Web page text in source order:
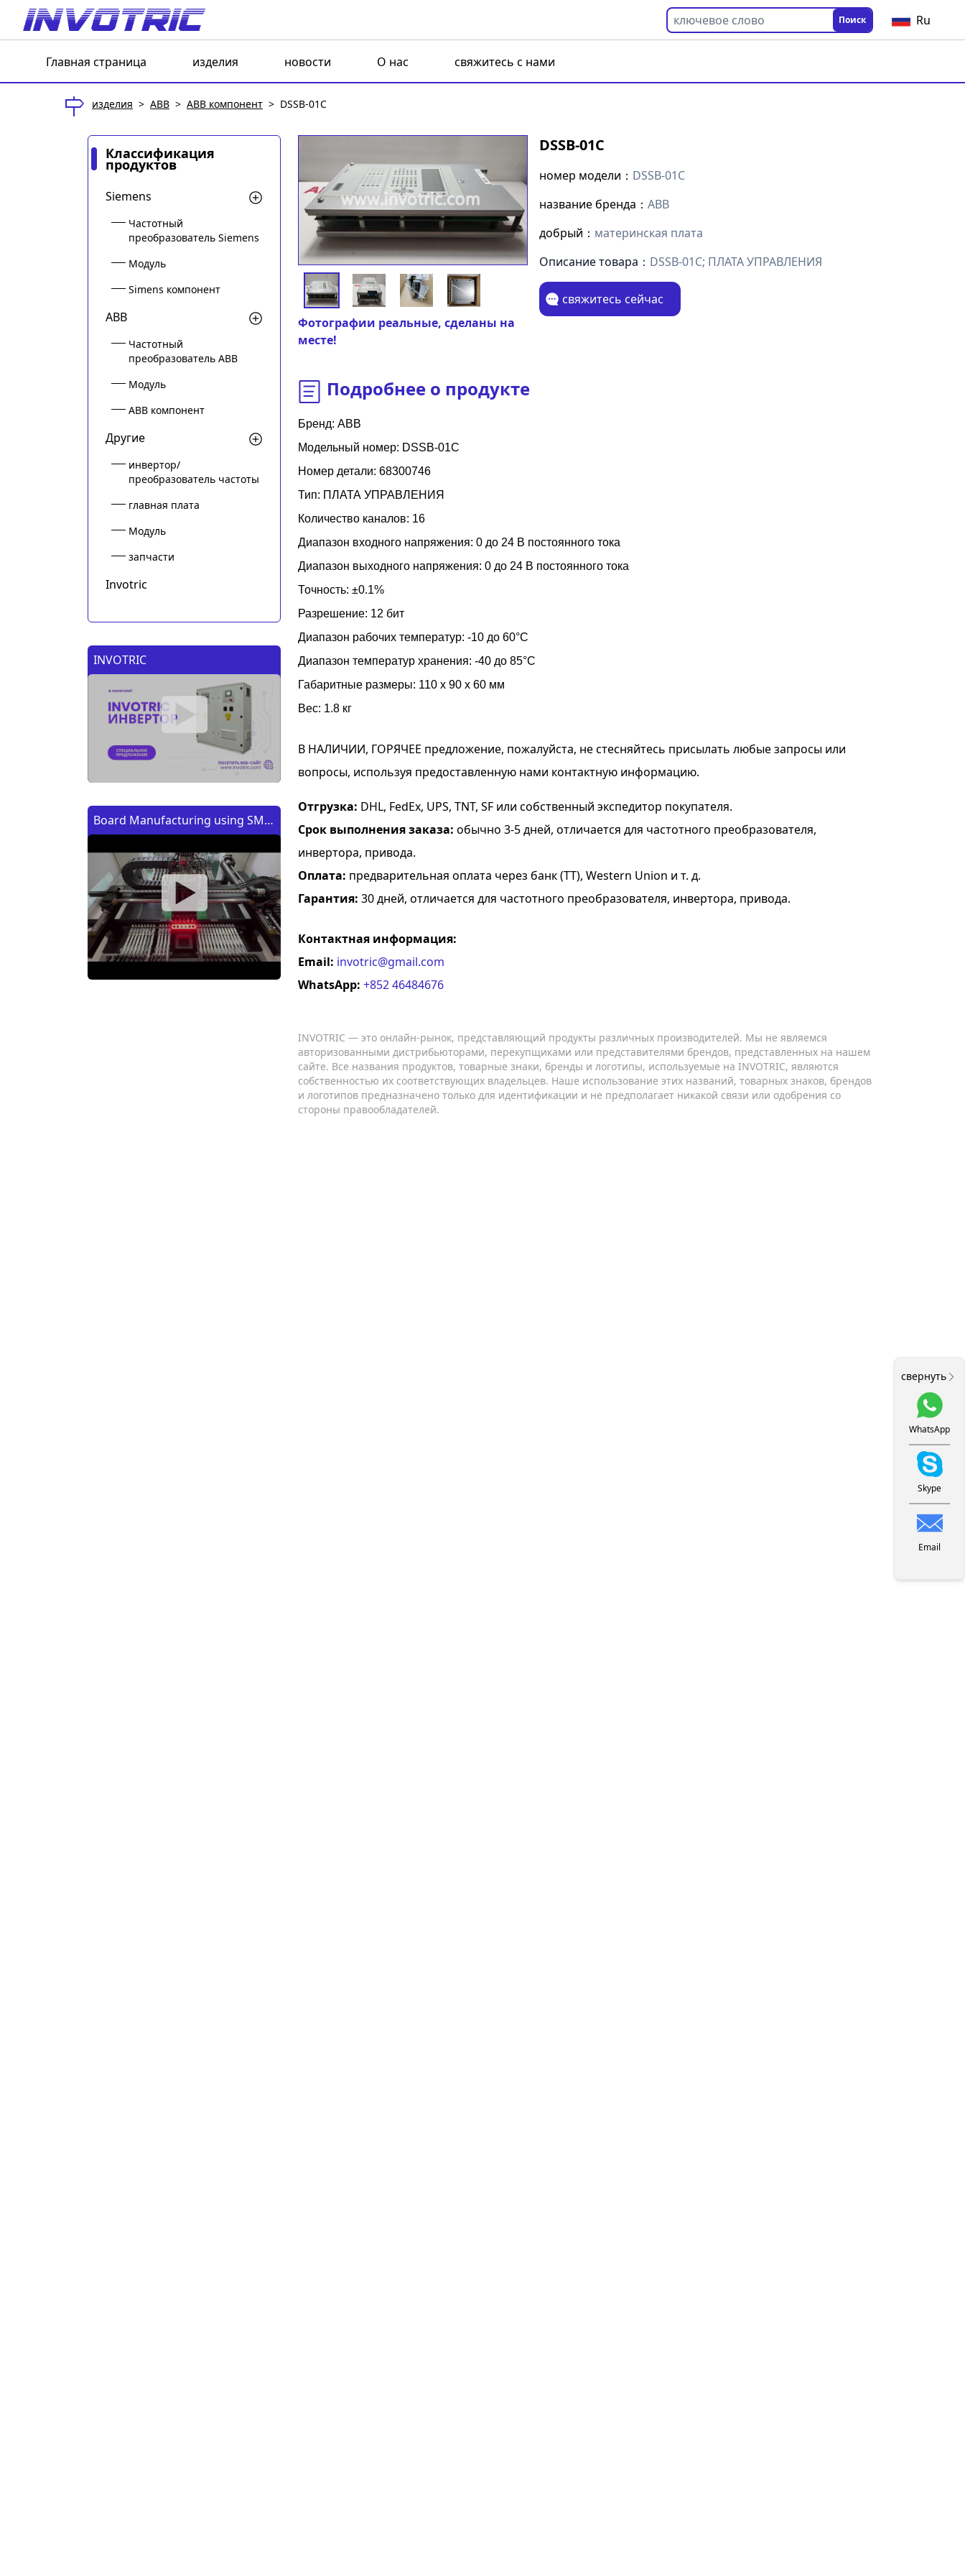
Поиск Ru
Главная страница изделия новости О нас свяжитесь с нами
изделия > ABB > ABB компонент > DSSB-01C
Классификация
продуктов
Siemens
Частотный
преобразователь Siemens
Модуль
Simens компонент
ABB
Частотный
преобразователь ABB
Модуль
ABB компонент
Другие
инвертор/
преобразователь частоты
главная плата
Модуль
запчасти
Invotric
INVOTRIC
Board Manufacturing using SMT
с помощью SMT (CMT) машины
Фотографии реальные, сделаны на
месте!
DSSB-01C
номер модели： DSSB-01C
название бренда：ABB
добрый： материнская плата
Описание товара： DSSB-01C; ПЛАТА УПРАВЛЕНИЯ
свяжитесь сейчас
Подробнее о продукте
Бренд: ABB
Модельный номер: DSSB-01C
Номер детали: 68300746
Тип: ПЛАТА УПРАВЛЕНИЯ
Количество каналов: 16
Диапазон входного напряжения: 0 до 24 В постоянного тока
Диапазон выходного напряжения: 0 до 24 В постоянного тока
Точность: ±0.1%
Разрешение: 12 бит
Диапазон рабочих температур: -10 до 60°C
Диапазон температур хранения: -40 до 85°C
Габаритные размеры: 110 x 90 x 60 мм
Вес: 1.8 кг
В НАЛИЧИИ, ГОРЯЧЕЕ предложение, пожалуйста, не стесняйтесь присылать любые запросы или
вопросы, используя предоставленную нами контактную информацию.
Отгрузка: DHL, FedEx, UPS, TNT, SF или собственный экспедитор покупателя.
Срок выполнения заказа: обычно 3-5 дней, отличается для частотного преобразователя,
инвертора, привода.
Оплата: предварительная оплата через банк (TT), Western Union и т. д.
Гарантия: 30 дней, отличается для частотного преобразователя, инвертора, привода.
Контактная информация:
Email: invotric@gmail.com
WhatsApp: +852 46484676
INVOTRIC — это онлайн-рынок, представляющий продукты различных производителей. Мы не являемся
авторизованными дистрибьюторами, перекупщиками или представителями брендов, представленных на нашем
сайте. Все названия продуктов, товарные знаки, бренды и логотипы, используемые на INVOTRIC, являются
собственностью их соответствующих владельцев. Наше использование этих названий, товарных знаков, брендов
и логотипов предназначено только для идентификации и не предполагает никакой связи или одобрения со
стороны правообладателей.
свернуть
WhatsApp
Skype
Email